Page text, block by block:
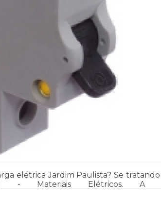
elétrica Jardim Paulista? Se
- Materiais Elétricos. A